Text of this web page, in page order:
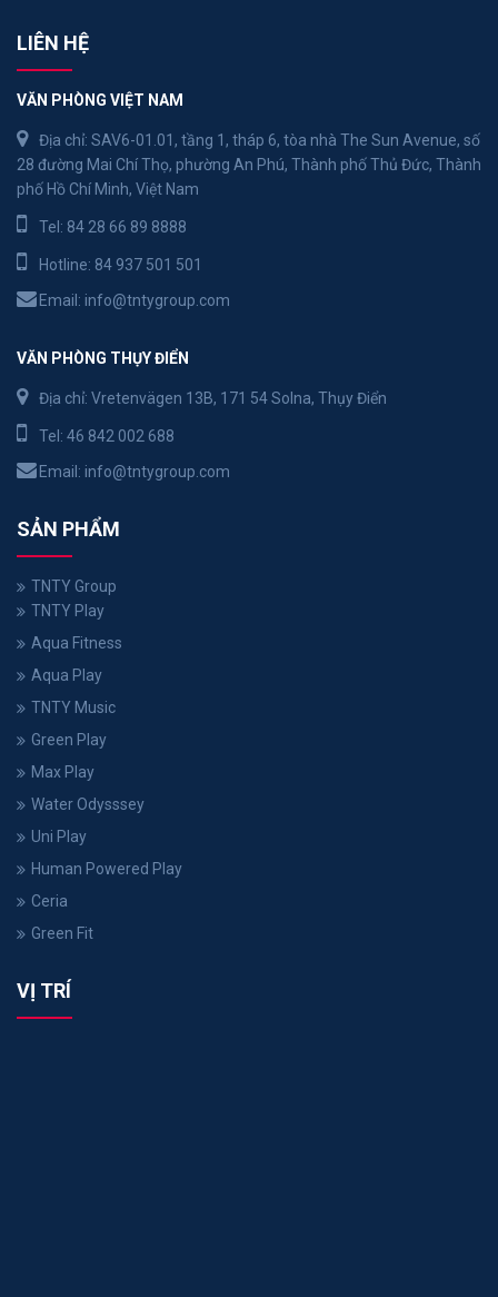
LIÊN HỆ
VĂN PHÒNG VIỆT NAM
Địa chỉ: SAV6-01.01, tầng 1, tháp 6, tòa nhà The Sun Avenue, số
28 đường Mai Chí Thọ, phường An Phú, Thành phố Thủ Đức, Thành
phố Hồ Chí Minh, Việt Nam
Tel: 84 28 66 89 8888
Hotline: 84 937 501 501
Email: info@tntygroup.com
VĂN PHÒNG THỤY ĐIỂN
Địa chỉ: Vretenvägen 13B, 171 54 Solna, Thụy Điển
Tel: 46 842 002 688
Email: info@tntygroup.com
SẢN PHẨM
TNTY Group
TNTY Play
Aqua Fitness
Aqua Play
TNTY Music
Green Play
Max Play
Water Odysssey
Uni Play
Human Powered Play
Ceria
Green Fit
VỊ TRÍ